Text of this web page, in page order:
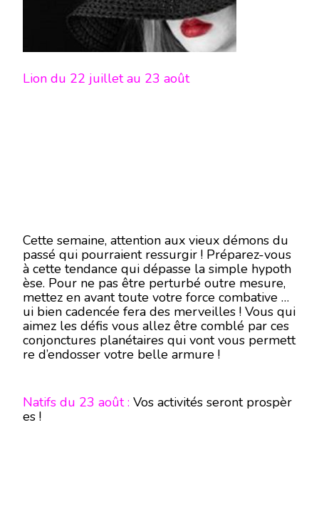
Lion du 22 juillet au 23 août
Cette semaine, attention aux vieux démons du
passé qui pourraient ressurgir ! Préparez-vous
à cette tendance qui dépasse la simple hypoth
èse. Pour ne pas être perturbé outre mesure,
mettez en avant toute votre force combative q
ui bien cadencée fera des merveilles ! Vous qui
aimez les défis vous allez être comblé par ces
conjonctures planétaires qui vont vous permett
re d’endosser votre belle armure !
Natifs du 23 août : Vos activités seront prospèr
es !